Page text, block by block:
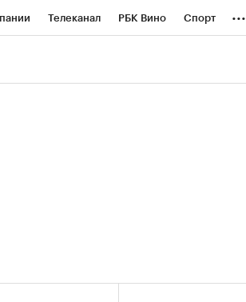
Телеканал РБК Вино Спорт ...